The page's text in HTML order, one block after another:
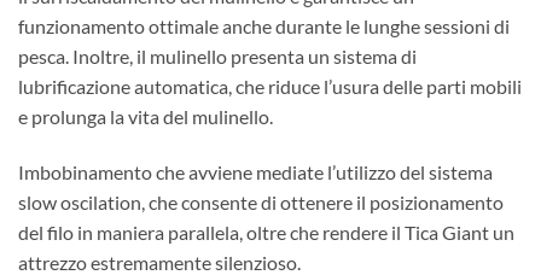
funzionamento ottimale anche durante le lunghe sessioni di
pesca. Inoltre, il mulinello presenta un sistema di
lubrificazione automatica, che riduce l’usura delle parti mobili
e prolunga la vita del mulinello.
Imbobinamento che avviene mediate l’utilizzo del sistema
slow oscilation, che consente di ottenere il posizionamento
del filo in maniera parallela, oltre che rendere il Tica Giant un
attrezzo estremamente silenzioso.